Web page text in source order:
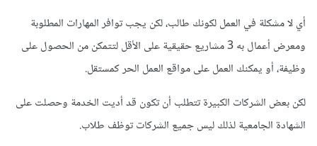
أي لا مشكلة في العمل لكونك طالب، لكن يجب توافر المهارات المطلوبة
ومعرض أعمال به 3 مشاريع حقيقية على الأقل لتتمكن من الحصول على
وظيفة، أو يمكنك العمل على مواقع العمل الحر كمستقل.
لكن بعض الشركات الكبيرة تتطلب أن تكون قد أديت الخدمة وحصلت على
الشهادة الجامعية لذلك ليس جميع الشركات توظف طلاب.